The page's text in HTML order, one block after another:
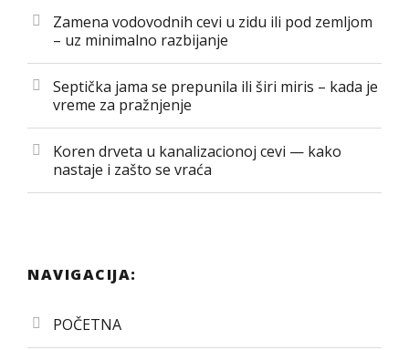
Zamena vodovodnih cevi u zidu ili pod zemljom
– uz minimalno razbijanje
Septička jama se prepunila ili širi miris – kada je
vreme za pražnjenje
Koren drveta u kanalizacionoj cevi — kako
nastaje i zašto se vraća
NAVIGACIJA:
POČETNA